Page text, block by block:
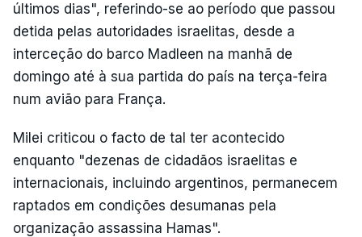
últimos dias", referindo-se ao período que passou
detida pelas autoridades israelitas, desde a
interceção do barco Madleen na manhã de
domingo até à sua partida do país na terça-feira
num avião para França.
Milei criticou o facto de tal ter acontecido
enquanto "dezenas de cidadãos israelitas e
internacionais, incluindo argentinos, permanecem
raptados em condições desumanas pela
organização assassina Hamas".